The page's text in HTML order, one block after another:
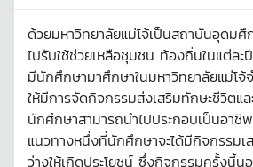
ด้วยมหาวิทยาลัยแม่โจ้เป็นสถาบันอุด
ไปรับใช้ช่วยเหลือชุมชน ท้องถิ่นในแต่ละ
มีนักศึกษามาศึกษาในมหาวิทยาลัยแม่โจ้
ให้มีการจัดกิจกรรมส่งเสริมทักษะชีวิตแ
นักศึกษาสามารถนำไปประกอบเป็นอาชี
แนวทางหนึ่งที่นักศึกษาจะได้มีกิจกรรมเส
ว่างให้เกิดประโยชน์ ซึ่งกิจกรรมครั้งนี้น